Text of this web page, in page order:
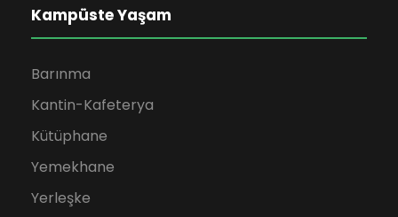
Kampüste Yaşam
Barınma
Kantin-Kafeterya
Kütüphane
Yemekhane
Yerleşke